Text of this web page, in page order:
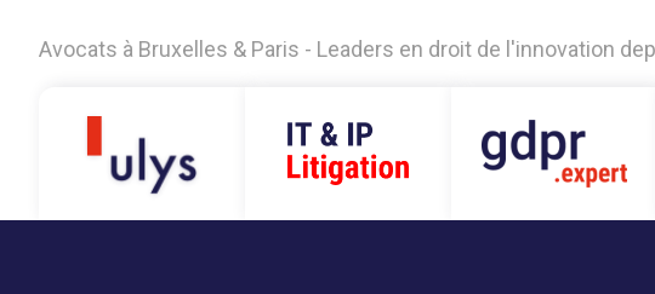
Avocats à Bruxelles & Paris - Leaders en droit de l'innovation